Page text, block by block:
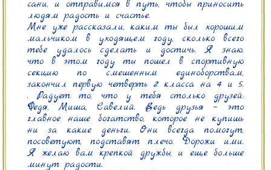
сани, и отправимся в путь, чтобы приносить
людям радость и счастье.
Мне уже рассказали, каким ты был хорошим
мальчиком в уходящем году, сколько всего
тебе удалось сделать и достичь. Я знаю,
что в этом году ты пошел в спортивную
секцию по смешенным единоборствам,
закончил первую четверть 2 класса на 4 и 5.
. Радует то, что у тебя столько друзей:
Федя, Миша, Савелий. Ведь друзья – это
главное наше богатство, которое не купишь
ни за какие деньги. Они всегда помогут,
посоветуют, подставят плечо. Дорожи ими.
Я желаю вам крепкой дружбы, и еще больше
минут радости.